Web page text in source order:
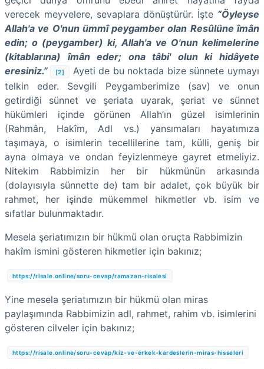
verecek meyvelere, sevaplara dönüştürür. İşte “Öyleyse
Allah'a ve O'nun ümmî peygamber olan Resûlüne îmân
edin; o (peygamber) ki, Allah'a ve O'nun kelimelerine
(kitablarına) îmân eder; ona tâbi' olun ki hidâyete
eresiniz.”
[2]
Ayeti de bu noktada bize sünnete uymayı
telkin eder. Sevgili Peygamberimize (sav) ve onun
getirdiği sünnet ve şeriata uyarak, şeriat ve sünnet
hükümleri içinde görünen Allah’ın güzel isimlerinin
(Rahmân, Hakîm, Adl vs.) yansımaları hayatımıza
taşımaya, o isimlerin tecellilerine tam, külli, geniş bir
ayna olmaya ve ondan feyizlenmeye gayret etmeliyiz.
Nitekim Rabbimizin her bir hükmünün arkasında
(dolayısıyla sünnette de) tam bir adalet, çok büyük bir
rahmet, her işinde mükemmel hikmetler vb. isim ve
sıfatlar bulunmaktadır.
Mesela şeriatımızın bir hükmü olan oruçta Rabbimizin
hakîm ismini gösteren hikmetler için bakınız;
https://risale.online/soru-cevap/ramazan-risalesi
Yine mesela şeriatımızın bir hükmü olan miras
paylaşımında Rabbimizin adl, rahmet, rahim vb. isimlerini
gösteren cilveler için bakınız;
https://risale.online/soru-cevap/kiz-ve-erkek-kardeslerin-miras-hisseleri